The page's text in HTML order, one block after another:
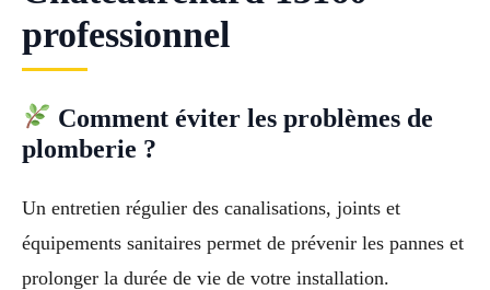
professionnel
Comment éviter les problèmes de
plomberie ?
Un entretien régulier des canalisations, joints et
équipements sanitaires permet de prévenir les pannes et
prolonger la durée de vie de votre installation.